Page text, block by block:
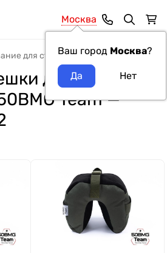
Москва
Ваш город Москва?
для стрельбы и пристрелки
для
Team —